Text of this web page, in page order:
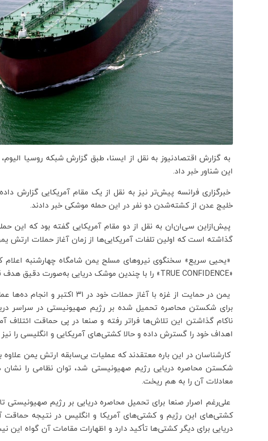
به گزارش اقتصادنیوز به نقل از ایسنا، طبق گزارش شبکه روسیا
این شناور خبر داد.
خبرگزاری فرانسه پیش‌تر نیز به نقل از یک مقام آمریکایی گزارش
خلیج عدن از کشته‌شدن دو نفر در این حمله موشکی خبر دادند.
پیش‌ازاین سی‌ان‌ان به نقل از دو مقام آمریکایی گفته بود که این
گذاشته است که اولین تلفات آمریکایی‌ها از زمان آغاز حملات ارتش
«یحیی سریع» سخنگوی نیروهای مسلح یمن شامگاه چهارشنبه اعلام
«TRUE CONFIDENCE» را با چندین موشک دریایی به‌صورت دقیق هدف قرار دادند و کشتی آتش‌گرفته است.
یمن در حمایت از غزه با آغاز حملات
برای شکستن محاصره تحمیل شده بر رژیم صهیونیستی در سراسر
ناکام گذاشتن این تلاش‌ها فراتر رفته و صنعا در پی حماقت ائتلاف
اهداف خود را گسترش داده و حالا کشتی‌های آمریکایی و انگلیسی را
کارشناسان در این باره معتقدند که عملیات بی‌سابقه ارتش یمن علاوه
شکستن محاصره دریایی رژیم صهیونیستی شد، توان نظامی را نشان
معادلات آن را به هم ریخت.
علی‌رغم اصرار صنعا برای تحمیل محاصره دریایی بر رژیم صهیونیستی
کشتی‌های این رژیم و کشتی‌های آمریکا و انگلیس در نتیجه حماقت
دریایی برای دیگر کشتی‌ها تأکید دارد و اظهارات مقامات آن گواه این